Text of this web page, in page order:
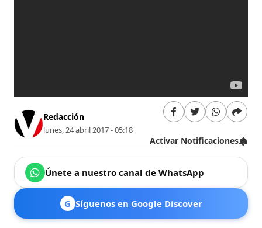
Redacción
lunes, 24 abril 2017 - 05:18
Activar Notificaciones
Únete a nuestro canal de WhatsApp
G Síguenos en Google Discover